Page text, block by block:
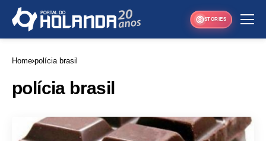
STORIES
Home polícia brasil
polícia brasil